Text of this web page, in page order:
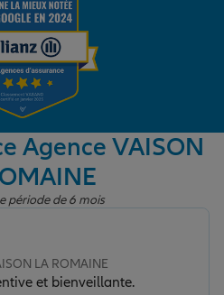
de la vie
Agence VAISON
période de 6 mois
LA ROMAINE
et bienveillante.